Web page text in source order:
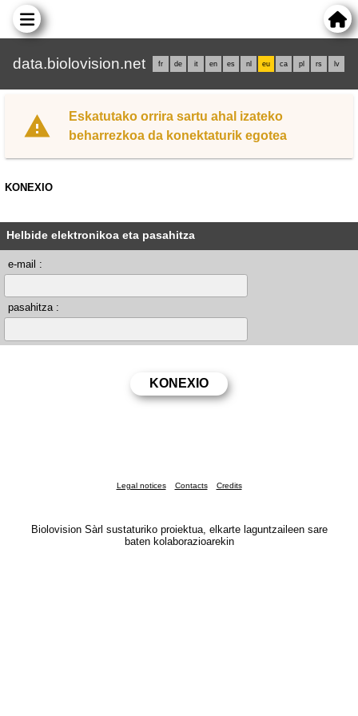
data.biolovision.net fr de it en es nl eu ca pl rs lv
Eskatutako orrira sartu ahal izateko
beharrezkoa da konektaturik egotea
KONEXIO
Helbide elektronikoa eta pasahitza
e-mail :
pasahitza :
Legal notices Contacts Credits
Biolovision Sàrl sustaturiko proiektua, elkarte laguntzaileen sare
baten kolaborazioarekin